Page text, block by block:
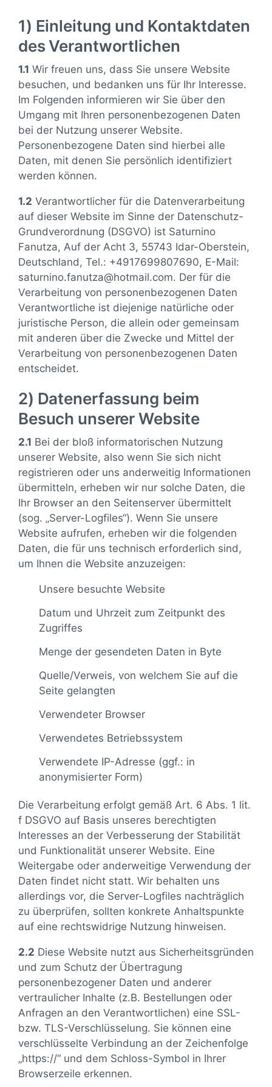
1) Einleitung und Kontaktdaten
des Verantwortlichen
1.1 Wir freuen uns, dass Sie unsere Website
besuchen, und bedanken uns für Ihr Interesse.
Im Folgenden informieren wir Sie über den
Umgang mit Ihren personenbezogenen Daten
bei der Nutzung unserer Website.
Personenbezogene Daten sind hierbei alle
Daten, mit denen Sie persönlich identifiziert
werden können.
1.2 Verantwortlicher für die Datenverarbeitung
auf dieser Website im Sinne der Datenschutz-
Grundverordnung (DSGVO) ist Saturnino
Fanutza, Auf der Acht 3, 55743 Idar-Oberstein,
Deutschland, Tel.: +4917699807690, E-Mail:
saturnino.fanutza@hotmail.com. Der für die
Verarbeitung von personenbezogenen Daten
Verantwortliche ist diejenige natürliche oder
juristische Person, die allein oder gemeinsam
mit anderen über die Zwecke und Mittel der
Verarbeitung von personenbezogenen Daten
entscheidet.
2) Datenerfassung beim
Besuch unserer Website
2.1 Bei der bloß informatorischen Nutzung
unserer Website, also wenn Sie sich nicht
registrieren oder uns anderweitig Informationen
übermitteln, erheben wir nur solche Daten, die
Ihr Browser an den Seitenserver übermittelt
(sog. „Server-Logfiles“). Wenn Sie unsere
Website aufrufen, erheben wir die folgenden
Daten, die für uns technisch erforderlich sind,
um Ihnen die Website anzuzeigen:
Unsere besuchte Website
Datum und Uhrzeit zum Zeitpunkt des
Zugriffes
Menge der gesendeten Daten in Byte
Quelle/Verweis, von welchem Sie auf die
Seite gelangten
Verwendeter Browser
Verwendetes Betriebssystem
Verwendete IP-Adresse (ggf.: in
anonymisierter Form)
Die Verarbeitung erfolgt gemäß Art. 6 Abs. 1 lit.
f DSGVO auf Basis unseres berechtigten
Interesses an der Verbesserung der Stabilität
und Funktionalität unserer Website. Eine
Weitergabe oder anderweitige Verwendung der
Daten findet nicht statt. Wir behalten uns
allerdings vor, die Server-Logfiles nachträglich
zu überprüfen, sollten konkrete Anhaltspunkte
auf eine rechtswidrige Nutzung hinweisen.
2.2 Diese Website nutzt aus Sicherheitsgründen
und zum Schutz der Übertragung
personenbezogener Daten und anderer
vertraulicher Inhalte (z.B. Bestellungen oder
Anfragen an den Verantwortlichen) eine SSL-
bzw. TLS-Verschlüsselung. Sie können eine
verschlüsselte Verbindung an der Zeichenfolge
„https://“ und dem Schloss-Symbol in Ihrer
Browserzeile erkennen.